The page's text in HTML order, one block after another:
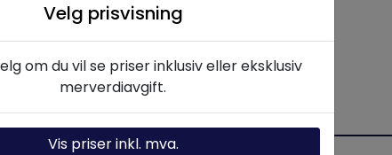
Velg prisvisning
om du vil se priser inklusiv eller eksklusiv
merverdiavgift.
Vis priser inkl. mva.